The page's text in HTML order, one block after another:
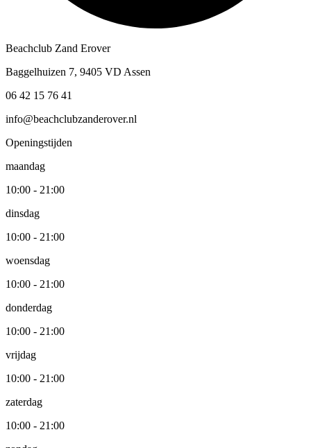
Beachclub Zand Erover
Baggelhuizen 7, 9405 VD Assen
06 42 15 76 41
info@beachclubzanderover.nl
Openingstijden
maandag
10:00 - 21:00
dinsdag
10:00 - 21:00
woensdag
10:00 - 21:00
donderdag
10:00 - 21:00
vrijdag
10:00 - 21:00
zaterdag
10:00 - 21:00